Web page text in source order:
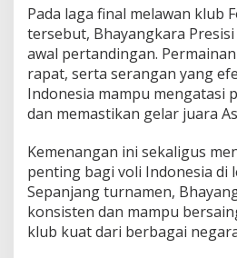
n
s
h
i
p
2
0
2
Pada laga final melawan klub
tersebut, Bhayangkara
awal pertandingan.
rapat, serta serangan yang
Indonesia mampu mengatasi
dan memastikan gelar juara
Kemenangan ini sekaligus
penting bagi voli Indonesia di
Sepanjang turnamen,
konsisten dan mampu
klub kuat dari berbagai